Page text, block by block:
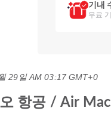
기내
무료
29일 AM 03:17 GMT+0
항공 / Air